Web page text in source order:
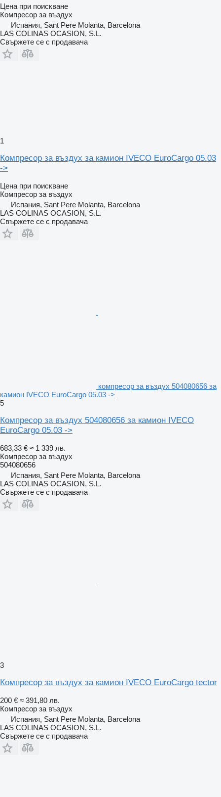
Цена при поискване
Компресор за въздух
Испания, Sant Pere Molanta, Barcelona
LAS COLINAS OCASION, S.L.
Свържете се с продавача
1
Компресор за въздух за камион IVECO EuroCargo 05.03
->
Цена при поискване
Компресор за въздух
Испания, Sant Pere Molanta, Barcelona
LAS COLINAS OCASION, S.L.
Свържете се с продавача
компресор за въздух 504080656 за
камион IVECO EuroCargo 05.03 ->
5
Компресор за въздух 504080656 за камион IVECO
EuroCargo 05.03 ->
683,33 € ≈ 1 339 лв.
Компресор за въздух
504080656
Испания, Sant Pere Molanta, Barcelona
LAS COLINAS OCASION, S.L.
Свържете се с продавача
3
Компресор за въздух за камион IVECO EuroCargo tector
200 € ≈ 391,80 лв.
Компресор за въздух
Испания, Sant Pere Molanta, Barcelona
LAS COLINAS OCASION, S.L.
Свържете се с продавача